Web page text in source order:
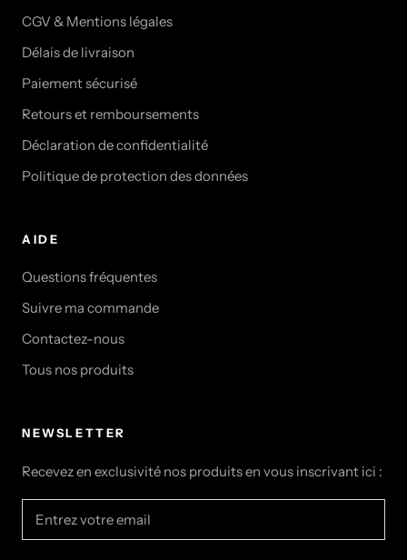
CGV & Mentions légales
Délais de livraison
Paiement sécurisé
Retours et remboursements
Déclaration de confidentialité
Politique de protection des données
AIDE
Questions fréquentes
Suivre ma commande
Contactez-nous
Tous nos produits
NEWSLETTER
Recevez en exclusivité nos produits en vous inscrivant ici :